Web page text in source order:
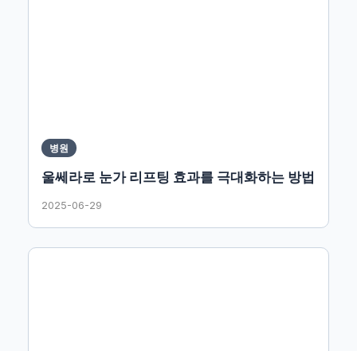
병원
울쎄라로 눈가 리프팅 효과를 극대화하는 방법
2025-06-29